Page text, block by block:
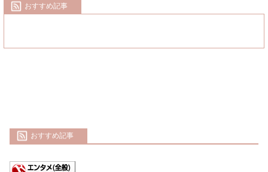
おすすめ記事
おすすめ記事